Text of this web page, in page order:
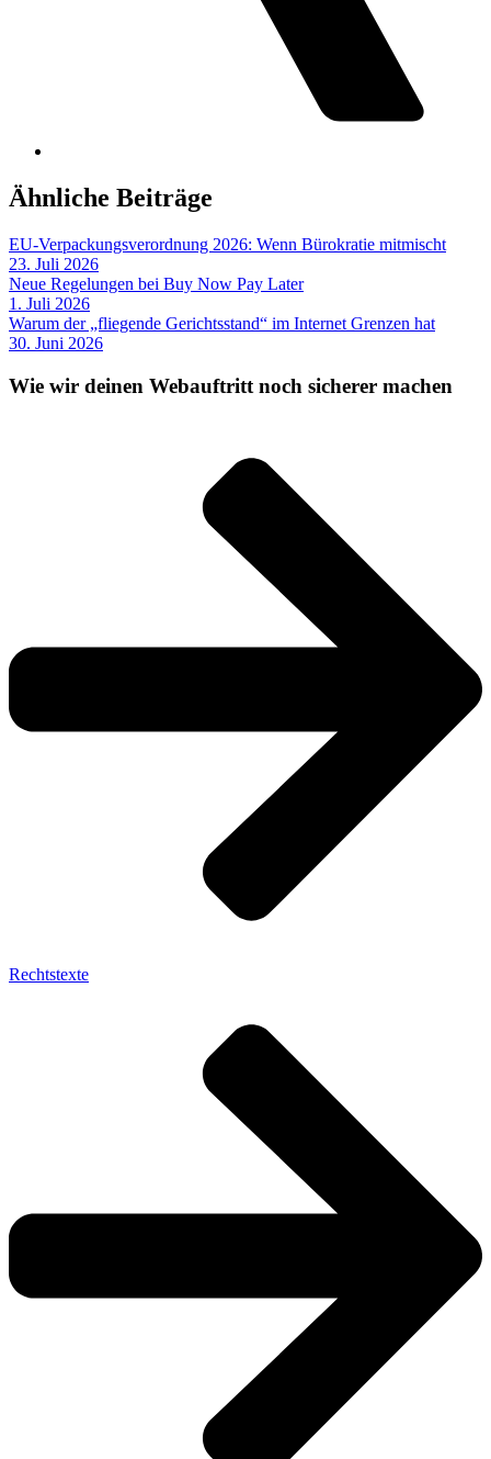
Ähnliche Beiträge
EU-Verpackungsverordnung 2026: Wenn Bürokratie mitmischt
23. Juli 2026
Neue Regelungen bei Buy Now Pay Later
1. Juli 2026
Warum der „fliegende Gerichtsstand“ im Internet Grenzen hat
30. Juni 2026
Wie wir deinen Webauftritt noch sicherer machen
Rechtstexte